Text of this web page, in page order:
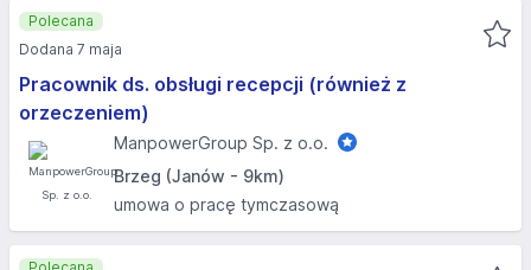
Pracownik ds. obsługi recepcji (również z
orzeczeniem)
ManpowerGroup Sp. z o.o.
Brzeg (Janów - 9km)
umowa o pracę tymczasową
Polecana
Dodana 7 maja